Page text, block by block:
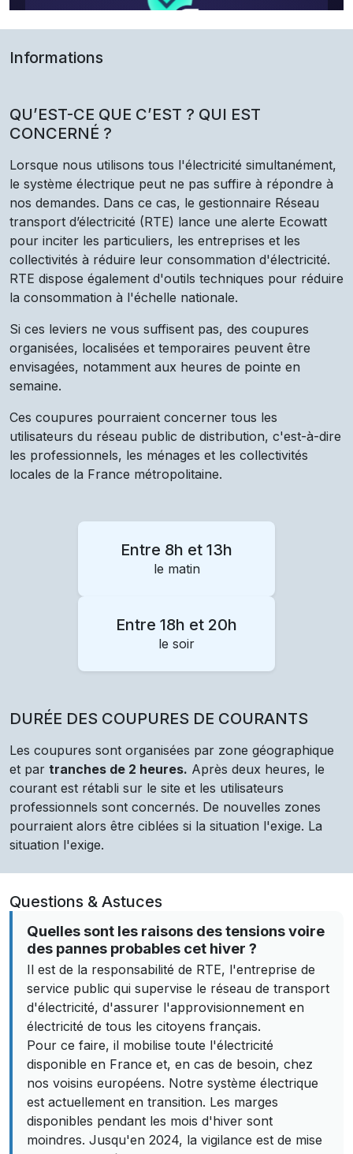
Informations
QU’EST-CE QUE C’EST ? QUI EST
CONCERNÉ ?
Lorsque nous utilisons tous l'électricité simultanément,
le système électrique peut ne pas suffire à répondre à
nos demandes. Dans ce cas, le gestionnaire Réseau
transport d’électricité (RTE) lance une alerte Ecowatt
pour inciter les particuliers, les entreprises et les
collectivités à réduire leur consommation d'électricité.
RTE dispose également d'outils techniques pour réduire
la consommation à l'échelle nationale.
Si ces leviers ne vous suffisent pas, des coupures
organisées, localisées et temporaires peuvent être
envisagées, notamment aux heures de pointe en
semaine.
Ces coupures pourraient concerner tous les
utilisateurs du réseau public de distribution, c'est-à-dire
les professionnels, les ménages et les collectivités
locales de la France métropolitaine.
Entre 8h et 13h
le matin
Entre 18h et 20h
le soir
DURÉE DES COUPURES DE COURANTS
Les coupures sont organisées par zone géographique
et par tranches de 2 heures. Après deux heures, le
courant est rétabli sur le site et les utilisateurs
professionnels sont concernés. De nouvelles zones
pourraient alors être ciblées si la situation l'exige. La
situation l'exige.
Questions & Astuces
Quelles sont les raisons des tensions voire
des pannes probables cet hiver ?
Il est de la responsabilité de RTE, l'entreprise de
service public qui supervise le réseau de transport
d'électricité, d'assurer l'approvisionnement en
électricité de tous les citoyens français.
Pour ce faire, il mobilise toute l'électricité
disponible en France et, en cas de besoin, chez
nos voisins européens. Notre système électrique
est actuellement en transition. Les marges
disponibles pendant les mois d'hiver sont
moindres. Jusqu'en 2024, la vigilance est de mise